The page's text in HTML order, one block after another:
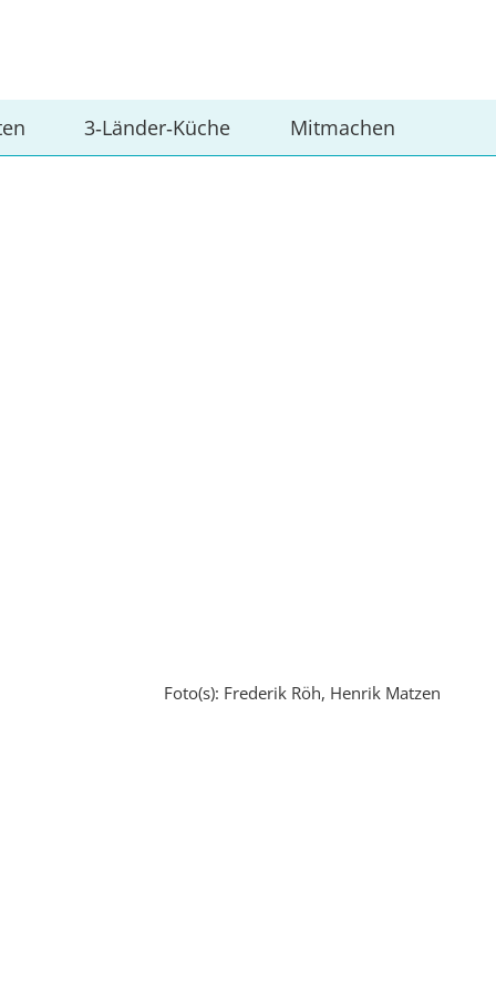
3‑Länder‑Küche Mitmachen
Foto(s): Frederik Röh, Henrik Matzen